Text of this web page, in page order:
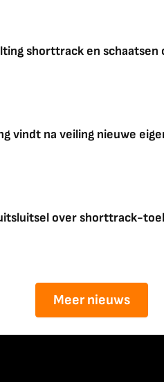
shorttrack en schaatsen
vindt na veiling nieuwe
over shorttrack-
Meer nieuws